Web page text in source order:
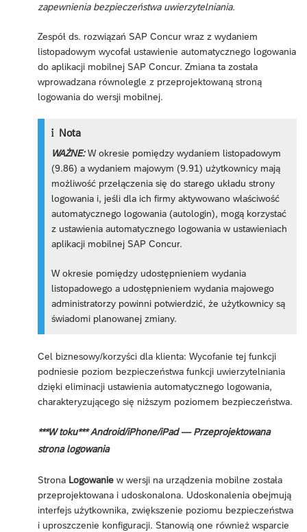
zapewnienia bezpieczeństwa uwierzytelniania.
Zespół ds. rozwiązań SAP Concur wraz z wydaniem
listopadowym wycofał ustawienie automatycznego logowania
do aplikacji mobilnej SAP Concur. Zmiana ta została
wprowadzana równolegle z przeprojektowaną stroną
logowania do wersji mobilnej.
Nota
WAŻNE:W okresie pomiędzy wydaniem listopadowym
(9.86) a wydaniem majowym (9.91) użytkownicy mają
możliwość przełączenia się do starego układu strony
logowania i, jeśli dla ich firmy aktywowano właściwość
automatycznego logowania (autologin), mogą korzystać
z ustawienia automatycznego logowania w ustawieniach
aplikacji mobilnej SAP Concur.
W okresie pomiędzy udostępnieniem wydania
listopadowego a udostępnieniem wydania majowego
administratorzy powinni potwierdzić, że użytkownicy są
świadomi planowanej zmiany.
Cel biznesowy/korzyści dla klienta: Wycofanie tej funkcji
podniesie poziom bezpieczeństwa funkcji uwierzytelniania
dzięki eliminacji ustawienia automatycznego logowania,
charakteryzującego się niższym poziomem bezpieczeństwa.
***W toku*** Android/iPhone/iPad — Przeprojektowana
strona logowania
Strona Logowanie w wersji na urządzenia mobilne została
przeprojektowana i udoskonalona. Udoskonalenia obejmują
interfejs użytkownika, zwiększenie poziomu bezpieczeństwa
i uproszczenie konfiguracji. Stanowią one również wsparcie